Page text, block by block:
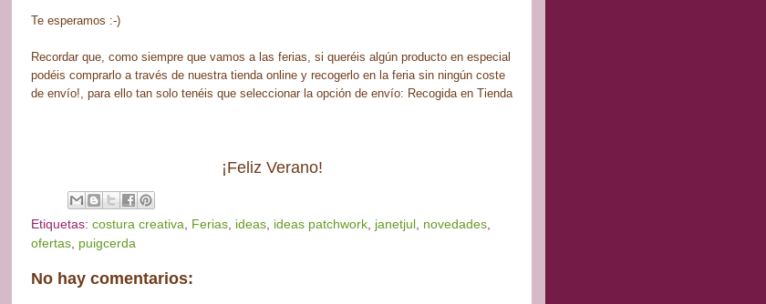
Te esperamos :-)
Recordar que, como siempre que vamos a las ferias, si queréis algún producto en especial
podéis comprarlo a través de nuestra tienda online y recogerlo en la feria sin ningún coste
de envío!, para ello tan solo tenéis que seleccionar la opción de envío: Recogida en Tienda
¡Feliz Verano!
Etiquetas: costura creativa, Ferias, ideas, ideas patchwork, janetjul , novedades,
ofertas, puigcerda
No hay comentarios: